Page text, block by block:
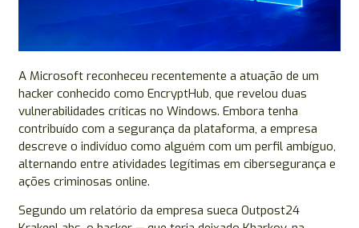
A Microsoft reconheceu recentemente a atuação de um
hacker conhecido como EncryptHub, que revelou duas
vulnerabilidades críticas no Windows. Embora tenha
contribuído com a segurança da plataforma, a empresa
descreve o indivíduo como alguém com um perfil ambíguo,
alternando entre atividades legítimas em cibersegurança e
ações criminosas online.
Segundo um relatório da empresa sueca Outpost24